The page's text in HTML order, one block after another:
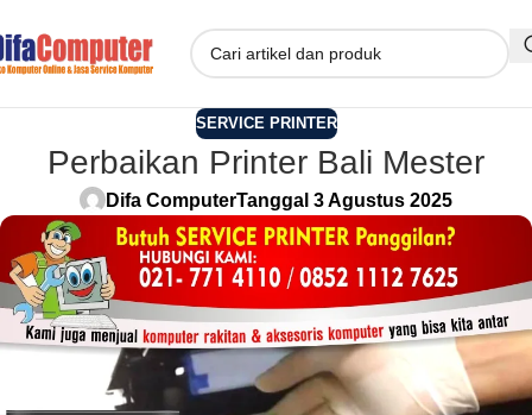
SERVICE PRINTER
Perbaikan Printer Bali Mester
Difa ComputerTanggal 3 Agustus 2025